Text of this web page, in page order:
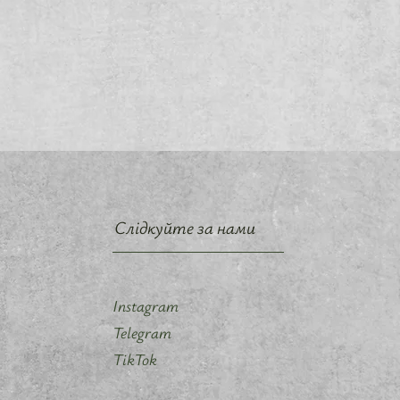
Слідкуйте за нами
Instagram
Telegram
TikTok